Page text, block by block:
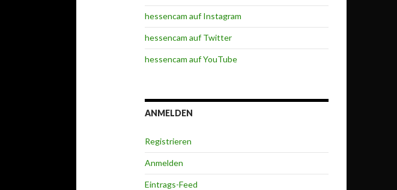
hessencam auf Instagram
hessencam auf Twitter
hessencam auf YouTube
ANMELDEN
Registrieren
Anmelden
Eintrags-Feed